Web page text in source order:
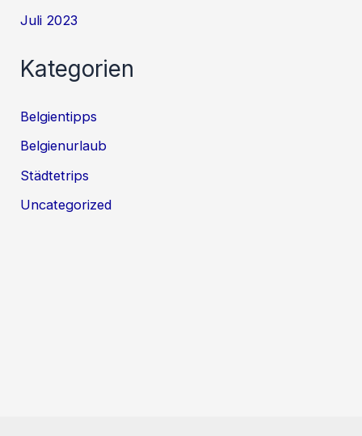
Juli 2023
Kategorien
Belgientipps
Belgienurlaub
Städtetrips
Uncategorized